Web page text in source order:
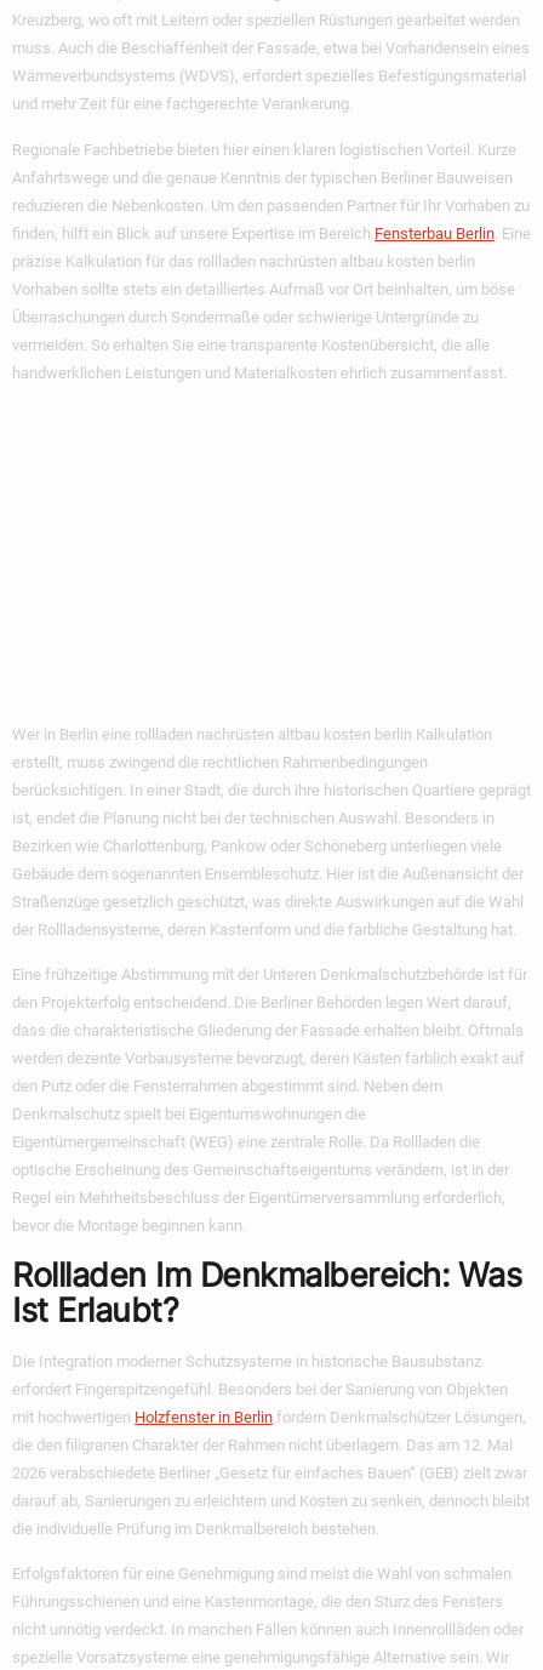
Kreuzberg, wo oft mit Leitern oder speziellen Rüstungen gearbeitet werden
muss. Auch die Beschaffenheit der Fassade, etwa bei Vorhandensein eines
Wärmeverbundsystems (WDVS), erfordert spezielles Befestigungsmaterial
und mehr Zeit für eine fachgerechte Verankerung.
Regionale Fachbetriebe bieten hier einen klaren logistischen Vorteil. Kurze
Anfahrtswege und die genaue Kenntnis der typischen Berliner Bauweisen
reduzieren die Nebenkosten. Um den passenden Partner für Ihr Vorhaben zu
finden, hilft ein Blick auf unsere Expertise im Bereich Fensterbau Berlin . Eine
präzise Kalkulation für das rollladen nachrüsten altbau kosten berlin
Vorhaben sollte stets ein detailliertes Aufmaß vor Ort beinhalten, um böse
Überraschungen durch Sondermaße oder schwierige Untergründe zu
vermeiden. So erhalten Sie eine transparente Kostenübersicht, die alle
handwerklichen Leistungen und Materialkosten ehrlich zusammenfasst.
Wer in Berlin eine rollladen nachrüsten altbau kosten berlin Kalkulation
erstellt, muss zwingend die rechtlichen Rahmenbedingungen
berücksichtigen. In einer Stadt, die durch ihre historischen Quartiere geprägt
ist, endet die Planung nicht bei der technischen Auswahl. Besonders in
Bezirken wie Charlottenburg, Pankow oder Schöneberg unterliegen viele
Gebäude dem sogenannten Ensembleschutz. Hier ist die Außenansicht der
Straßenzüge gesetzlich geschützt, was direkte Auswirkungen auf die Wahl
der Rollladensysteme, deren Kastenform und die farbliche Gestaltung hat.
Eine frühzeitige Abstimmung mit der Unteren Denkmalschutzbehörde ist für
den Projekterfolg entscheidend. Die Berliner Behörden legen Wert darauf,
dass die charakteristische Gliederung der Fassade erhalten bleibt. Oftmals
werden dezente Vorbausysteme bevorzugt, deren Kästen farblich exakt auf
den Putz oder die Fensterrahmen abgestimmt sind. Neben dem
Denkmalschutz spielt bei Eigentumswohnungen die
Eigentümergemeinschaft (WEG) eine zentrale Rolle. Da Rollladen die
optische Erscheinung des Gemeinschaftseigentums verändern, ist in der
Regel ein Mehrheitsbeschluss der Eigentümerversammlung erforderlich,
bevor die Montage beginnen kann.
Rollladen Im Denkmalbereich: Was
Ist Erlaubt?
Die Integration moderner Schutzsysteme in historische Bausubstanz
erfordert Fingerspitzengefühl. Besonders bei der Sanierung von Objekten
mit hochwertigen Holzfenster in Berlin fordern Denkmalschützer Lösungen,
die den filigranen Charakter der Rahmen nicht überlagern. Das am 12. Mai
2026 verabschiedete Berliner „Gesetz für einfaches Bauen“ (GEB) zielt zwar
darauf ab, Sanierungen zu erleichtern und Kosten zu senken, dennoch bleibt
die individuelle Prüfung im Denkmalbereich bestehen.
Erfolgsfaktoren für eine Genehmigung sind meist die Wahl von schmalen
Führungsschienen und eine Kastenmontage, die den Sturz des Fensters
nicht unnötig verdeckt. In manchen Fällen können auch Innenrollläden oder
spezielle Vorsatzsysteme eine genehmigungsfähige Alternative sein. Wir